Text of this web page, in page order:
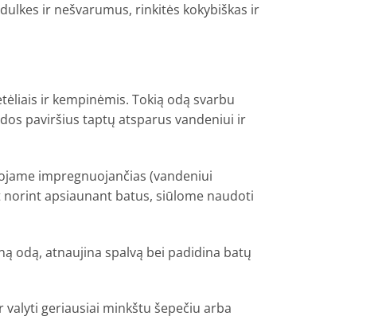
ir nešvarumus, rinkitės kokybiškas ir
ir kempinėmis. Tokią odą svarbu
paviršius taptų atsparus vandeniui ir
impregnuojančias (vandeniui
apsiaunant batus, siūlome naudoti
odą, atnaujina spalvą bei padidina batų
geriausiai minkštu šepečiu arba